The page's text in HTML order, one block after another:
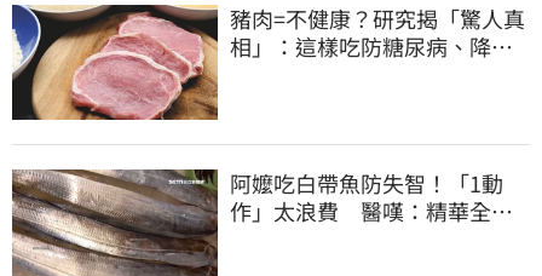
豬肉=不健康？研究揭「驚人真
相」：這樣吃防糖尿病、降膽
阿嬤吃白帶魚防失智！「1動
作」太浪費 醫嘆：精華全沒